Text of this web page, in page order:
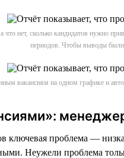
нет, сколько кандидатов нужно
периодов. Чтобы выводы были
вакансиям на одном графике и
проблема —
Неужели проблема